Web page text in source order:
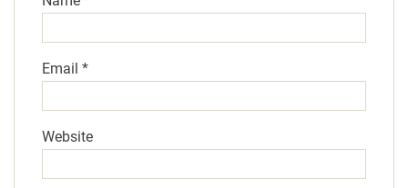
Email *
Website